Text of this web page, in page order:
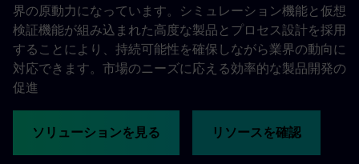
界の原動力になっています。シミュレーション機能と仮想
検証機能が組み込まれた高度な製品とプロセス設計を採用
することにより、持続可能性を確保しながら業界の動向に
対応できます。市場のニーズに応える効率的な製品開発の
促進
ソリューションを見る リソースを確認